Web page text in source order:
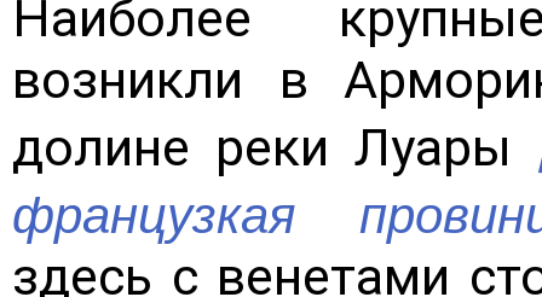
Наиболее
возникли в
долине реки Луары
французкая
здесь с венетами